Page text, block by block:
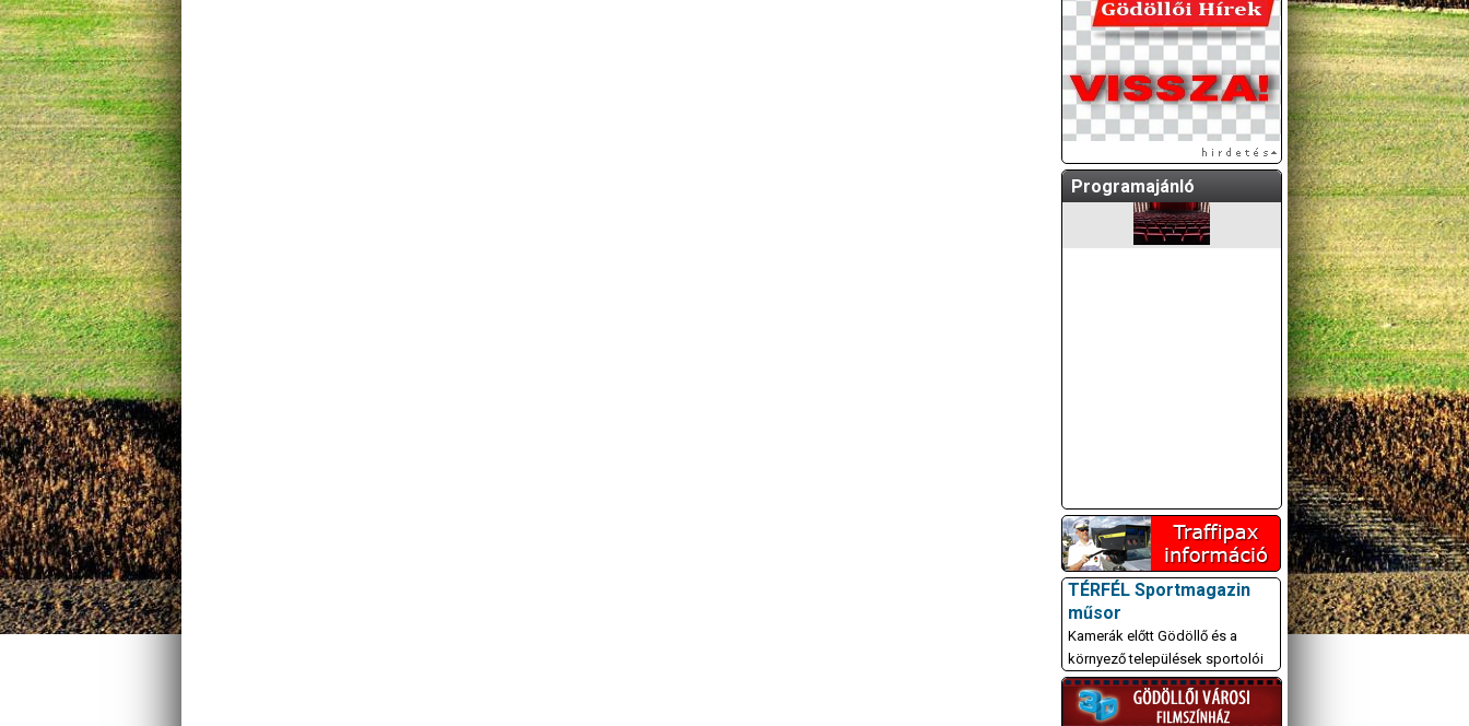
Programajánló
A GÖDÖLLŐI ÉS
KÖRNYÉKBELI
KULTURÁLIS- ÉS
SPORTPROGRAMOKAT
KÖZÖSSÉGI
KÖZZÉ!
TÉRFÉL Sportmagazin
műsor
Kamerák előtt Gödöllő és a
környező települések sportolói